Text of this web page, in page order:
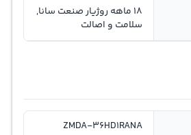
18 ماهه روژیار صنعت سانا,
سلامت و اصالت
ZMDA-36HD1RANA